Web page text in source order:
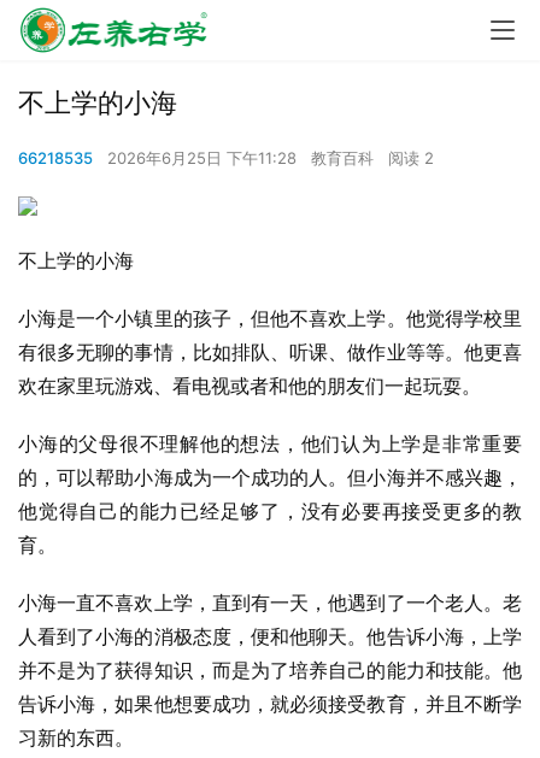
不上学的小海
66218535 2026年6月25日 下午11:28 教育百科 阅读 2
不上学的小海
小海是一个小镇里的孩子，但他不喜欢上学。他觉得学校里
有很多无聊的事情，比如排队、听课、做作业等等。他更喜
欢在家里玩游戏、看电视或者和他的朋友们一起玩耍。
小海的父母很不理解他的想法，他们认为上学是非常重要
的，可以帮助小海成为一个成功的人。但小海并不感兴趣，
他觉得自己的能力已经足够了，没有必要再接受更多的教
育。
小海一直不喜欢上学，直到有一天，他遇到了一个老人。老
人看到了小海的消极态度，便和他聊天。他告诉小海，上学
并不是为了获得知识，而是为了培养自己的能力和技能。他
告诉小海，如果他想要成功，就必须接受教育，并且不断学
习新的东西。